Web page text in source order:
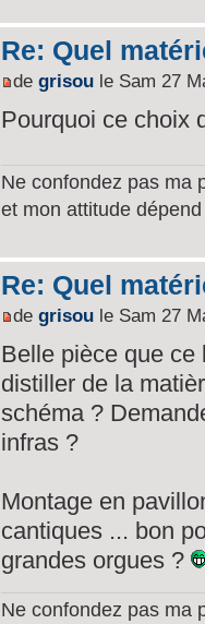
Re: Quel
degrisou le Sam 27
Pourquoi ce choix
Ne confondez pas ma
et mon attitude
Re: Quel
degrisou le Sam 27
Belle pièce que ce
distiller de la
schéma ?
infras ?
Montage en
cantiques ... bon
grandes orgues ?
Ne confondez pas ma